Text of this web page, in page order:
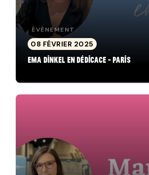
ÉVÈNEMENT
08 FÉVRIER 2025
Ema Dinkel en dédicace - Paris